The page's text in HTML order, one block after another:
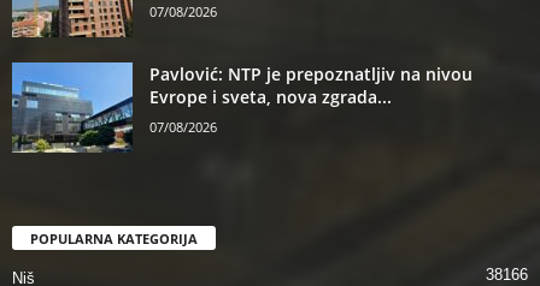
07/08/2026
Pavlović: NTP je prepoznatljiv na nivou
Evrope i sveta, nova zgrada...
07/08/2026
POPULARNA KATEGORIJA
Niš 38166